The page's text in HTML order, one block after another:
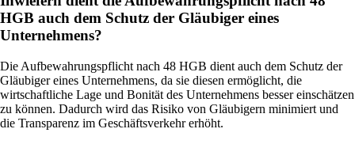
HGB auch dem Schutz der Gläubiger eines
Unternehmens?
Die Aufbewahrungspflicht nach 48 HGB dient auch dem Schutz der
Gläubiger eines Unternehmens, da sie diesen ermöglicht, die
wirtschaftliche Lage und Bonität des Unternehmens besser einschätzen
zu können. Dadurch wird das Risiko von Gläubigern minimiert und
die Transparenz im Geschäftsverkehr erhöht.